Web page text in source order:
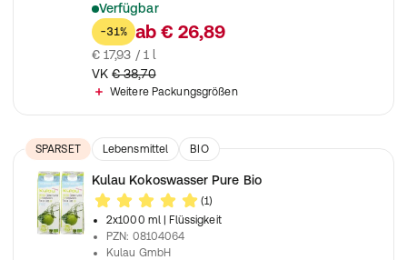
Verfügbar
Aloe Vera aus dem Inneren der Blätter von Aloe Vera
-31% ab € 26,89
€ 17,93 / 1 l
VK € 38,70
Weitere Packungsgrößen
SPARSET Lebensmittel
BIO
Nahrungsergänzungsmittel
Kulau Kokoswasser Pure Bio
(1)
2x1000 ml
| Flüssigkeit
PZN: 08104064
Kulau GmbH